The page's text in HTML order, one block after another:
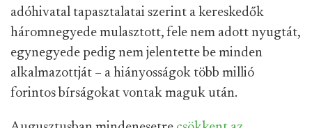
adóhivatal tapasztalatai szerint a kereskedők
háromnegyede mulasztott, fele nem adott nyugtát,
egynegyede pedig nem jelentette be minden
alkalmazottját – a hiányosságok több millió
forintos bírságokat vontak maguk után.